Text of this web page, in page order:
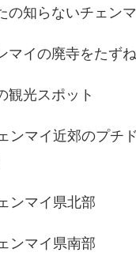
の知らないチェン
マイの廃寺をたず
観光スポット
ンマイ近郊のプチ
ンマイ県北部
ンマイ県南部